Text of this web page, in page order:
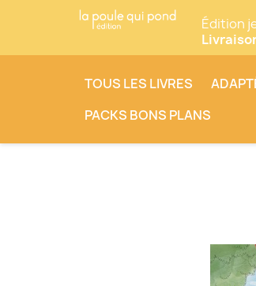
Édition
TOUS LES LIVRES
PACKS BONS PLANS